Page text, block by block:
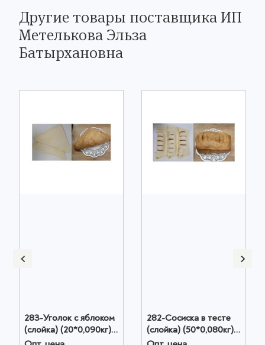
Другие товары поставщика ИП
Метелькова Эльза
Батырхановна
283-Уголок с яблоком
(слойка) (20*0,090кг)
оптом
282-Сосиска в тесте
(слойка) (50*0,080кг)
оптом